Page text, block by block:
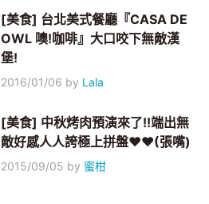
[美食] 台北美式餐廳『CASA DE
OWL 噢!咖啡』大口咬下無敵漢
堡!
2016/01/06 by Lala
[美食] 中秋烤肉預演來了!!端出無
敵好感人人誇極上拼盤♥♥(張嘴)
2015/09/05 by 蜜柑